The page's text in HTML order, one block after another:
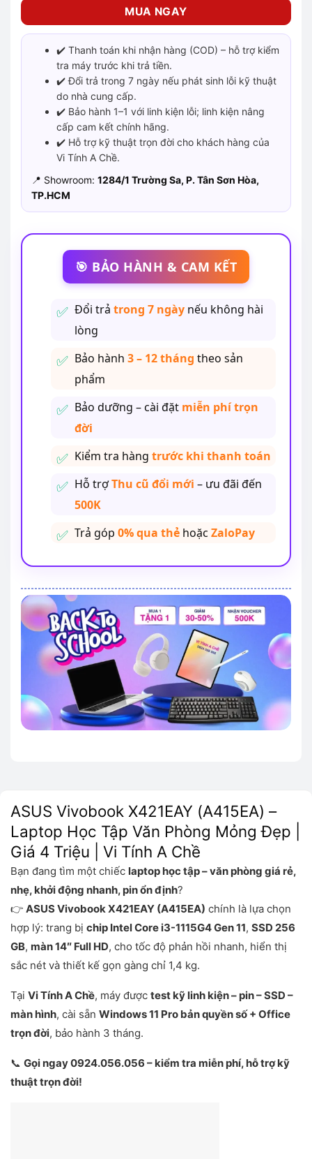
MUA NGAY
✔️ Thanh toán khi nhận hàng (COD) – hỗ trợ kiểm
tra máy trước khi trả tiền.
✔️ Đổi trả trong 7 ngày nếu phát sinh lỗi kỹ thuật
do nhà cung cấp.
✔️ Bảo hành 1–1 với linh kiện lỗi; linh kiện nâng
cấp cam kết chính hãng.
✔️ Hỗ trợ kỹ thuật trọn đời cho khách hàng của
Vi Tính A Chề.
📍 Showroom: 1284/1 Trường Sa, P. Tân Sơn Hòa,
TP.HCM
🎯 BẢO HÀNH & CAM KẾT
Đổi trả trong 7 ngàynếu không hài
lòng
Bảo hành 3 – 12 tháng theo sản
phẩm
Bảo dưỡng – cài đặt miễn phí trọn
đời
Kiểm tra hàng trước khi thanh toán
Hỗ trợThu cũ đổi mới – ưu đãi đến
500K
Trả góp 0% qua thẻhoặc ZaloPay
ASUS Vivobook X421EAY (A415EA) –
Laptop Học Tập Văn Phòng Mỏng Đẹp |
Giá 4 Triệu | Vi Tính A Chề
Bạn đang tìm một chiếc laptop học tập – văn phòng giá rẻ,
nhẹ, khởi động nhanh, pin ổn định?
👉 ASUS Vivobook X421EAY (A415EA) chính là lựa chọn
hợp lý: trang bị chip Intel Core i3-1115G4 Gen 11, SSD 256
GB, màn 14″ Full HD, cho tốc độ phản hồi nhanh, hiển thị
sắc nét và thiết kế gọn gàng chỉ 1,4 kg.
Tại Vi Tính A Chề, máy được test kỹ linh kiện – pin – SSD –
màn hình, cài sẵn Windows 11 Pro bản quyền số + Office
trọn đời, bảo hành 3 tháng.
📞 Gọi ngay 0924.056.056 – kiểm tra miễn phí, hỗ trợ kỹ
thuật trọn đời!